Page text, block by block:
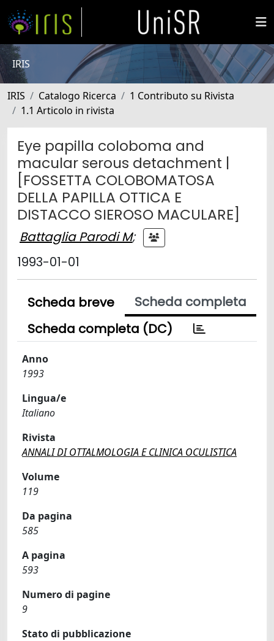
IRIS
IRIS Catalogo Ricerca
1 Contributo su Rivista
1.1 Articolo in rivista
Eye papilla coloboma and
macular serous detachment |
[FOSSETTA COLOBOMATOSA
DELLA PAPILLA OTTICA E
DISTACCO SIEROSO MACULARE]
Battaglia Parodi M;
1993-01-01
Scheda breve
Scheda completa
Scheda completa (DC)
Anno
1993
Lingua/e
Italiano
Rivista
ANNALI DI OTTALMOLOGIA E CLINICA OCULISTICA
Volume
119
Da pagina
585
A pagina
593
Numero di pagine
9
Stato di pubblicazione